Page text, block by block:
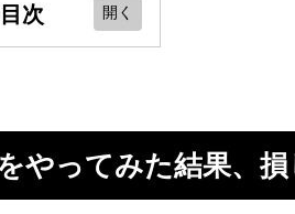
次
経済ファンド
やってみた結果、損